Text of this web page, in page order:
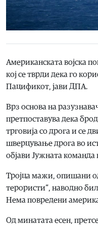
Американската војска
кој се тврди дека го
Пацификот, јави ДПА.
Врз основа на
претпоставува дека
трговија со дрога и се
шверцување дрога во
објави Јужната
Тројца мажи, опишани
терористи“, наводно
Нема повредени
Од минатата есен,